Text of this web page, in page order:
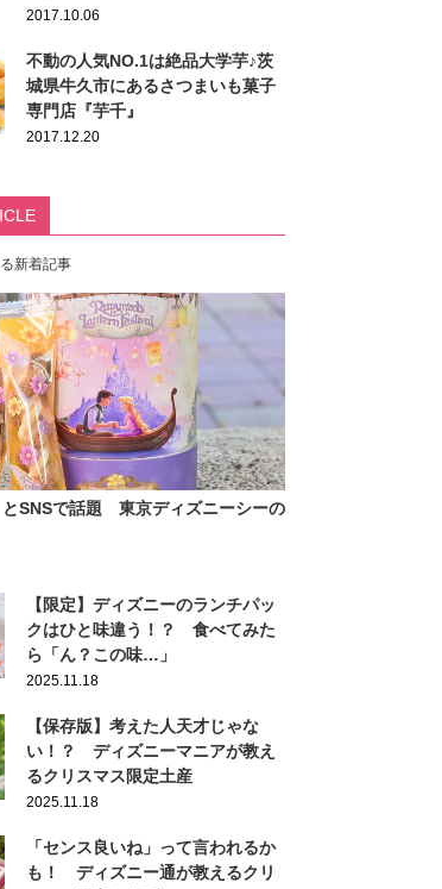
2017.10.06
不動の人気NO.1は絶品大学芋♪茨
城県牛久市にあるさつまいも菓子
専門店『芋千』
2017.12.20
新着記事
とSNSで話題 東京ディズニーシーの
【限定】ディズニーのランチパッ
クはひと味違う！？ 食べてみた
ら「ん？この味…」
2025.11.18
【保存版】考えた人天才じゃな
い！？ ディズニーマニアが教え
るクリスマス限定土産
2025.11.18
「センス良いね」って言われるか
も！ ディズニー通が教えるクリ